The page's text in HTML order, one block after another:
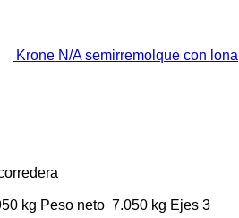
Krone N/A semirremolque con lona
kg Peso neto 7.050 kg Ejes 3